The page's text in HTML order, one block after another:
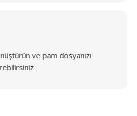
ve pam dosyanızı